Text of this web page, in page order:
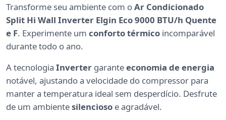
Transforme seu ambiente com oAr Condicionado
Split Hi Wall Inverter Elgin Eco 9000 BTU/h Quente
e F. Experimente um conforto térmico incomparável
durante todo o ano.
A tecnologia Inverter garanteeconomia de energia
notável, ajustando a velocidade do compressor para
manter a temperatura ideal sem desperdício. Desfrute
de um ambientesilencioso e agradável.